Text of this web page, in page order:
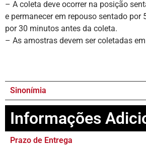
– A coleta deve ocorrer na posição
e permanecer em repouso sentado
por 30 minutos antes da coleta.
– As amostras devem ser coletadas
Sinonímia
Informações
Prazo de Entrega